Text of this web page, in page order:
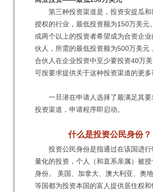
第三种投资渠道是，投资安提瓜和
授权的行业，最低投资额为150万美元
或两个以上的投资者希望成为合资企业
伙人，所需的最低投资额为500万美元
合伙人在企业投资中至少要投资40万
可按要求提供关于这种投资渠道的更多
一旦潜在申请人选择了最满足其要
投资渠道，申请程序即启动。
什么是投资公民身份？
投资公民身份是指通过在该国进行
量化的投资，个人（和直系亲属）被授
身份。 美国、加拿大、澳大利亚、奥
等国都为投资本国的富人提供居住权